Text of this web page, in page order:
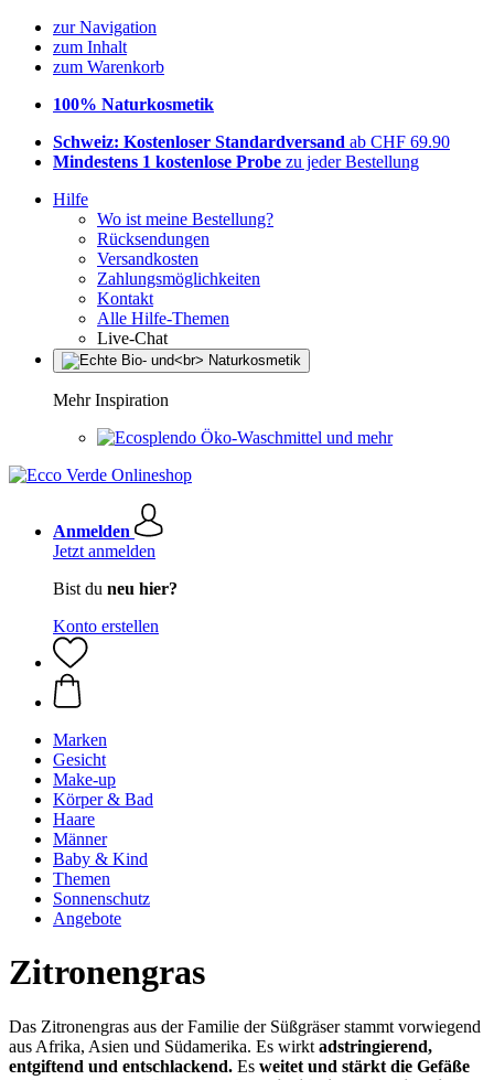
zur Navigation
zum Inhalt
zum Warenkorb
100% Naturkosmetik
Schweiz: Kostenloser Standardversand ab CHF 69.90
Mindestens 1 kostenlose Probe zu jeder Bestellung
Hilfe
Wo ist meine Bestellung?
Rücksendungen
Versandkosten
Zahlungsmöglichkeiten
Kontakt
Alle Hilfe-Themen
Live-Chat
Mehr Inspiration
Öko-Waschmittel und mehr
Anmelden
Jetzt anmelden
Bist du neu hier?
Konto erstellen
Marken
Gesicht
Make-up
Körper & Bad
Haare
Männer
Baby & Kind
Themen
Sonnenschutz
Angebote
Zitronengras
Das Zitronengras aus der Familie der Süßgräser stammt vorwiegend
aus Afrika, Asien und Südamerika. Es wirkt adstringierend,
entgiftend und entschlackend. Es weitet und stärkt die Gefäße